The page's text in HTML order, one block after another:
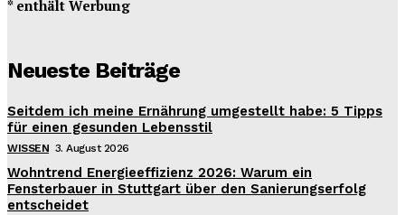
* enthält Werbung
Neueste Beiträge
Seitdem ich meine Ernährung umgestellt habe: 5 Tipps
für einen gesunden Lebensstil
WISSEN 3. August 2026
Wohntrend Energieeffizienz 2026: Warum ein
Fensterbauer in Stuttgart über den Sanierungserfolg
entscheidet